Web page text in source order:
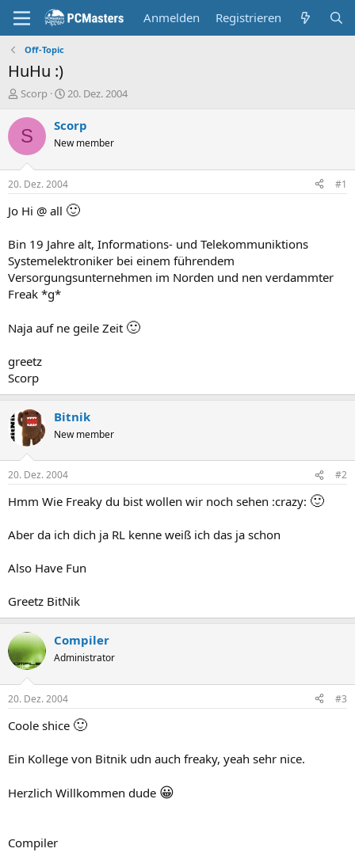
Anmelden Registrieren
Off-Topic
HuHu :)
E
s
t
e
r
Scorp
E
s
e
l
t
a
m
20. Dez. 2004
S Scorp
New member
20. Dez. 2004 #1
Jo Hi @ all 🙂
Bin 19 Jahre alt, Informations- und Telekommuniktions
Systemelektroniker bei einem führendem
Versorgungsunternehmen im Norden und nen verdammter
Freak *g*
Naja auf ne geile Zeit 🙂
greetz
Scorp
Bitnik
New member
20. Dez. 2004 #2
Hmm Wie Freaky du bist wollen wir noch sehen :crazy: 🙂
Aber da ich dich ja RL kenne weiß ich das ja schon
Also Have Fun
Greetz BitNik
Compiler
Administrator
20. Dez. 2004 #3
Coole shice 🙂
Ein Kollege von Bitnik udn auch freaky, yeah sehr nice.
Herzlich Willkommen dude 😀
Compiler